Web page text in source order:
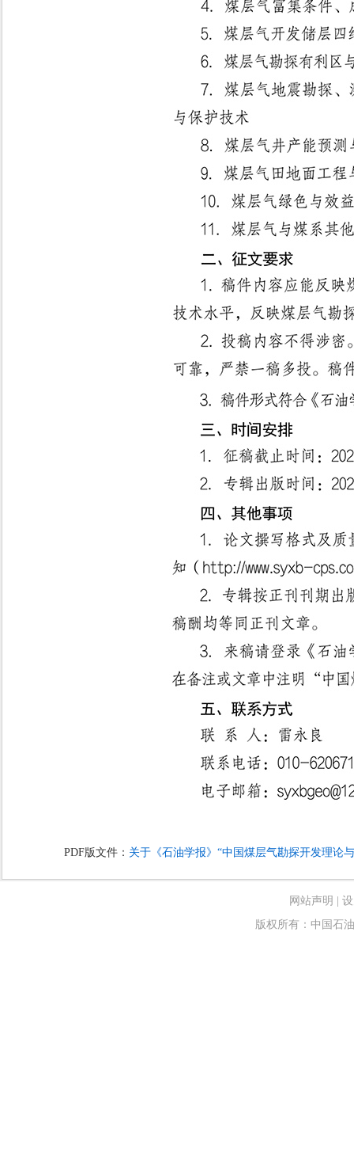
PDF版文件： 关于《石油学报》“中国煤层气勘探开发理论
网站声明
版权所有：中国石